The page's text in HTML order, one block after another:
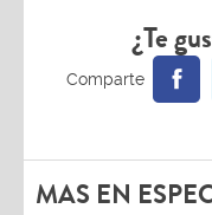
¿Te
MAS EN